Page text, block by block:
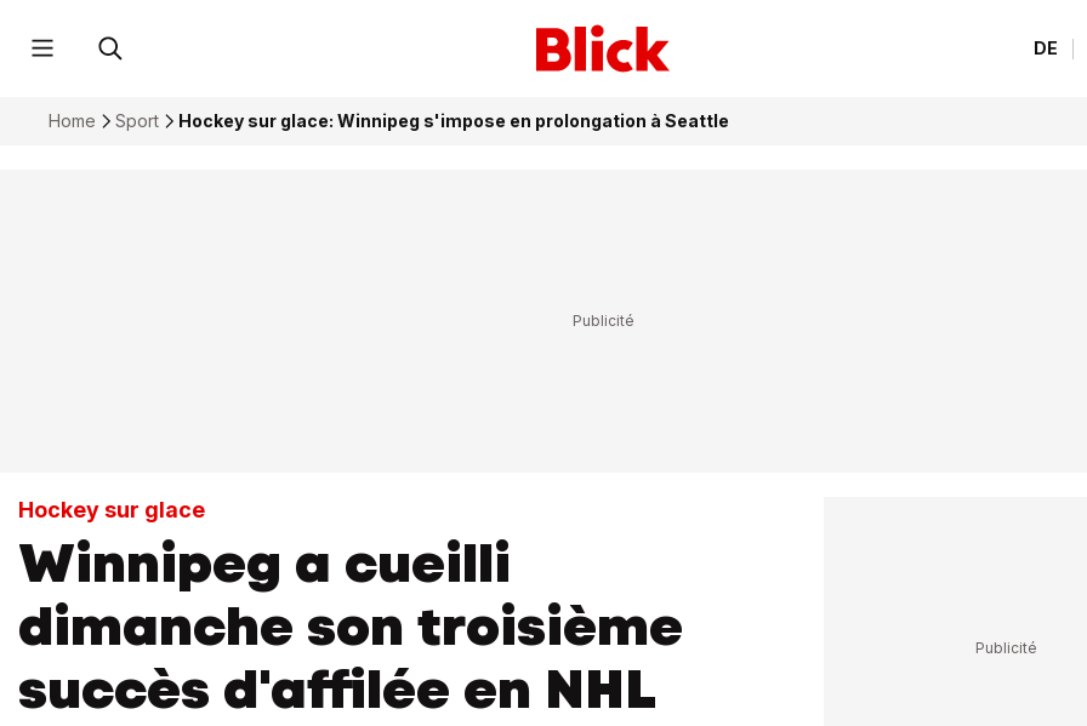
DE
Home Sport Hockey sur glace: Winnipeg s'impose en prolongation à Seattle
Hockey sur glace
Winnipeg a cueilli
dimanche son troisième
succès d'affilée en NHL